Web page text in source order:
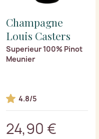
Champagne
Louis Casters
Superieur 100% Pinot
Meunier
4.8/5
24,90 €